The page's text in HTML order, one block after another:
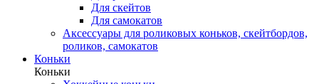
Для скейтов
Для самокатов
Аксессуары для роликовых коньков, скейтбордов,
роликов, самокатов
Коньки
Коньки